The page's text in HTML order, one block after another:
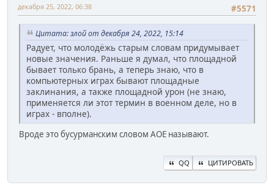
#5571
декабря 25, 2022, 06:38
Цитата: злой от декабря 24, 2022, 15:14
Радует, что молодёжь старым словам придумывает
новые значения. Раньше я думал, что площадной
бывает только брань, а теперь знаю, что в
компьютерных играх бывают площадные
заклинания, а также площадной урон (не знаю,
применяется ли этот термин в военном деле, но в
играх - вполне).
Вроде это бусурманским словом AOE называют.
QQ ЦИТИРОВАТЬ